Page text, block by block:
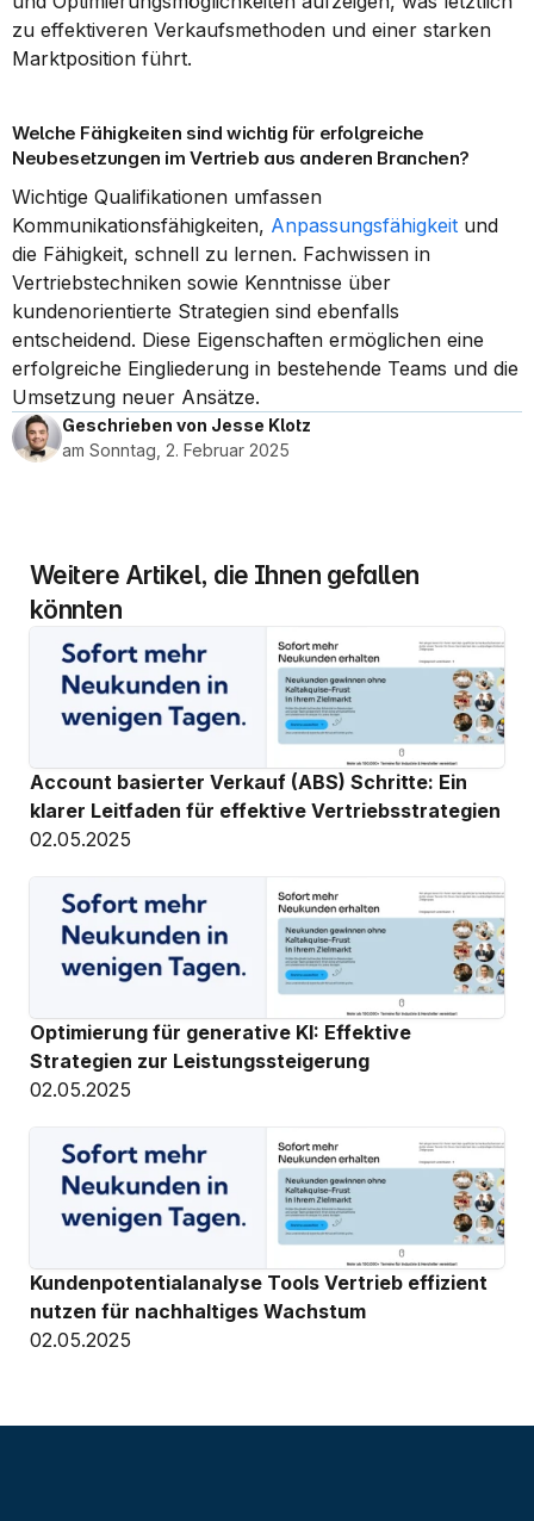
zu effektiveren Verkaufsmethoden und einer starken
Marktposition führt.
Welche Fähigkeiten sind wichtig für erfolgreiche
Neubesetzungen im Vertrieb aus anderen Branchen?
Wichtige Qualifikationen umfassen
Kommunikationsfähigkeiten, Anpassungsfähigkeit und
die Fähigkeit, schnell zu lernen. Fachwissen in
Vertriebstechniken sowie Kenntnisse über
kundenorientierte Strategien sind ebenfalls
entscheidend. Diese Eigenschaften ermöglichen eine
erfolgreiche Eingliederung in bestehende Teams und die
Umsetzung neuer Ansätze.
Geschrieben von Jesse Klotz
am Sonntag, 2. Februar 2025
Weitere Artikel, die Ihnen gefallen
könnten
Account basierter Verkauf (ABS) Schritte: Ein
klarer Leitfaden für effektive Vertriebsstrategien
02.05.2025
Optimierung für generative KI: Effektive
Strategien zur Leistungssteigerung
02.05.2025
Kundenpotentialanalyse Tools Vertrieb effizient
nutzen für nachhaltiges Wachstum
02.05.2025